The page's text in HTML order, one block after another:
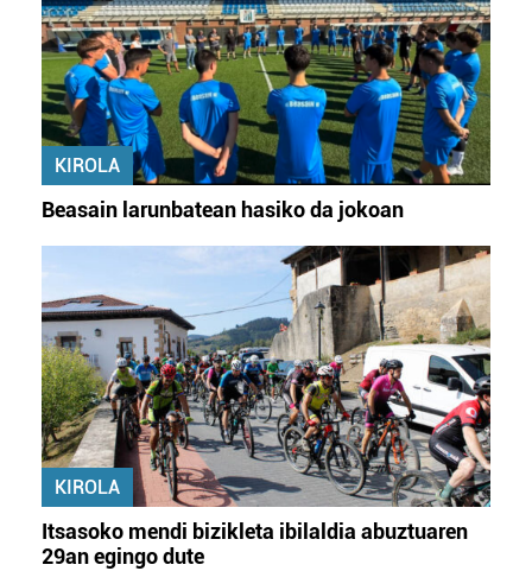
KIROLA
Beasain larunbatean hasiko da jokoan
KIROLA
Itsasoko mendi bizikleta ibilaldia abuztuaren
29an egingo dute